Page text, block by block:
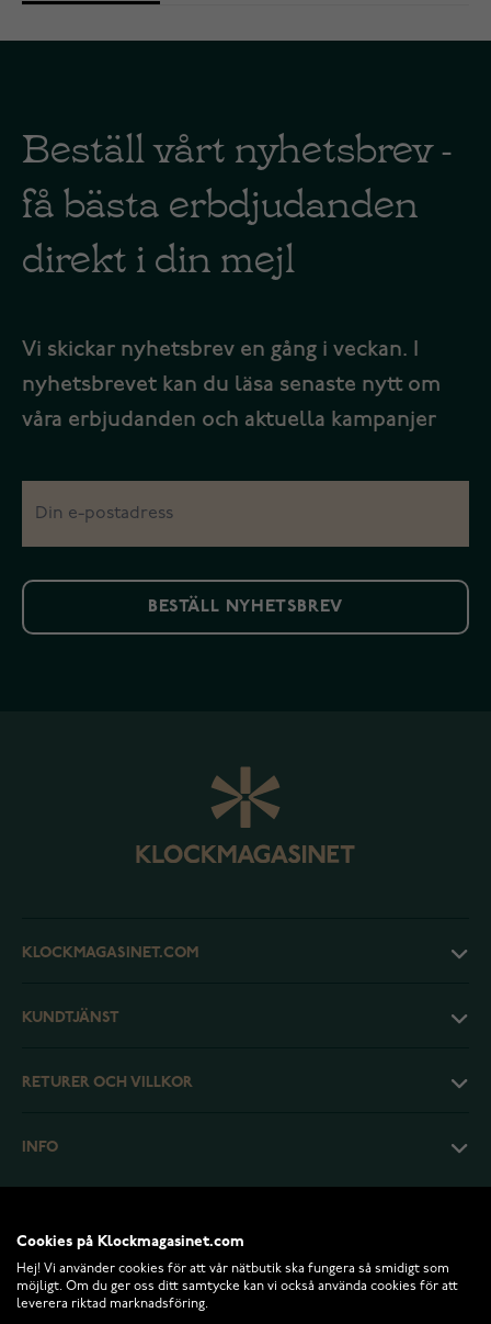
Beställ vårt nyhetsbrev -
få bästa erbdjudanden
direkt i din mejl
Vi skickar nyhetsbrev en gång i veckan. I
nyhetsbrevet kan du läsa senaste nytt om
våra erbjudanden och aktuella kampanjer
BESTÄLL NYHETSBREV
KLOCKMAGASINET.COM
KUNDTJÄNST
RETURER OCH VILLKOR
INFO
Cookies på Klockmagasinet.com
Hej! Vi använder cookies för att vår nätbutik ska fungera så smidigt som
möjligt. Om du ger oss ditt samtycke kan vi också använda cookies för att
leverera riktad marknadsföring.